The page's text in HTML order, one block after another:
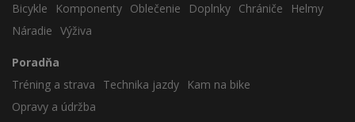
Bicykle
Komponenty Oblečenie Doplnky Chrániče
Helmy
Náradie Výživa
Poradňa
Tréning a strava
Technika jazdy
Kam na bike
Opravy a údržba